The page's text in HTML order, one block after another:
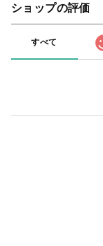
ショップの評価
すべて